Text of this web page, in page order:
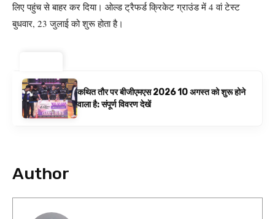
लिए पहुंच से बाहर कर दिया। ओल्ड ट्रैफर्ड क्रिकेट ग्राउंड में 4 वां टेस्ट
बुधवार, 23 जुलाई को शुरू होता है।
कथित तौर पर बीजीएमएस 2026 10 अगस्त को शुरू होने
वाला है: संपूर्ण विवरण देखें
Author